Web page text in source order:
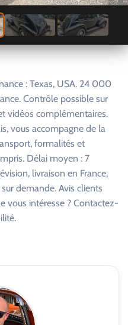
: Texas, USA. 24 000
Contrôle possible sur
vidéos complémentaires.
vous accompagne de la
formalités et
Délai moyen : 7
livraison en France,
demande. Avis clients
vous intéresse ? Contactez-